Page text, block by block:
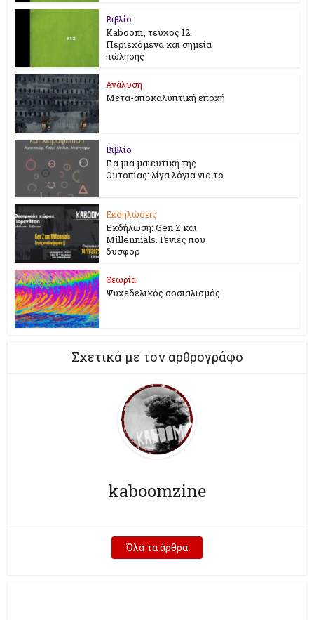
Βιβλίο
Kaboom, τεύχος 12.
Περιεχόμενα και σημεία
πώλησης
Ανάλυση
Μετα-αποκαλυπτική εποχή
Βιβλίο
Για μια μαιευτική της
Ουτοπίας: λίγα λόγια για το
Εκδηλώσεις
Εκδήλωση: Gen Z και
Millennials. Γενιές που
δυσφορ
Θεωρία
Ψυχεδελικός σοσιαλισμός
Σχετικά με τον αρθρογράφο
kaboomzine
Όλα τα άρθρα